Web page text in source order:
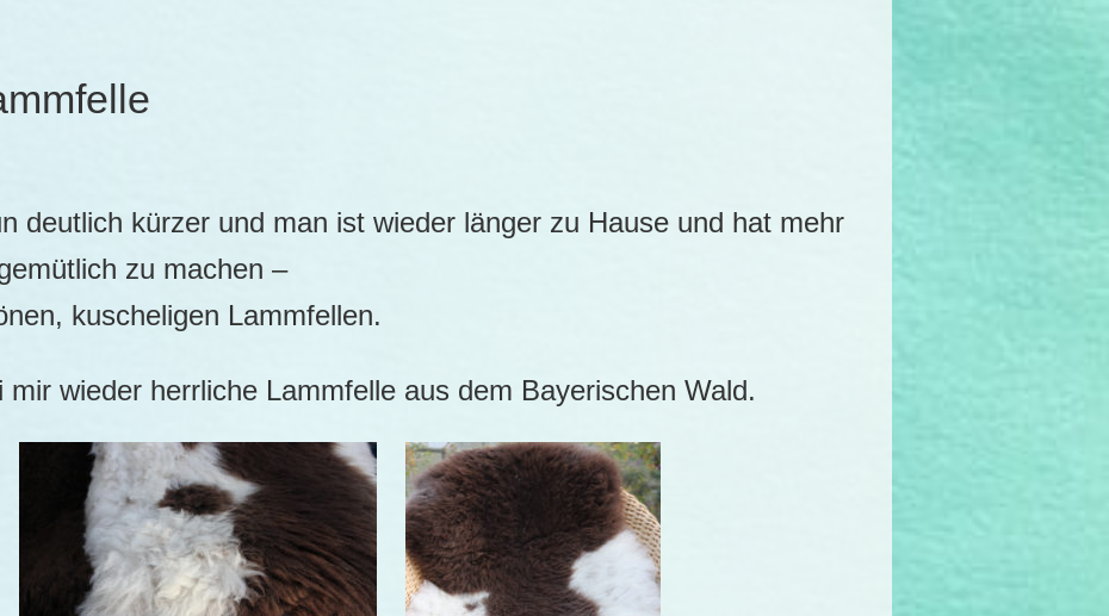
deutlich kürzer und man ist wieder länger zu Hause und hat mehr
zu machen –
kuscheligen Lammfellen.
wieder herrliche Lammfelle aus dem Bayerischen Wald.